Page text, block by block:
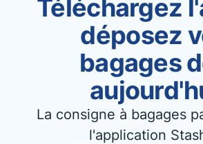
Téléchargez
déposez
bagages
La consigne à bagages
l'application